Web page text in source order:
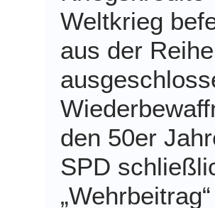
Weltkrieg
aus der
den 50er
SPD